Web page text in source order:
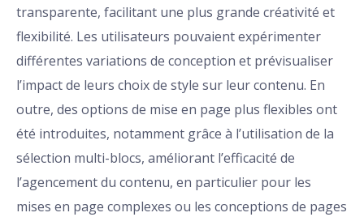
transparente, facilitant une plus grande créativité et
flexibilité. Les utilisateurs pouvaient expérimenter
différentes variations de conception et prévisualiser
l’impact de leurs choix de style sur leur contenu. En
outre, des options de mise en page plus flexibles ont
été introduites, notamment grâce à l’utilisation de la
sélection multi-blocs, améliorant l’efficacité de
l’agencement du contenu, en particulier pour les
mises en page complexes ou les conceptions de pages